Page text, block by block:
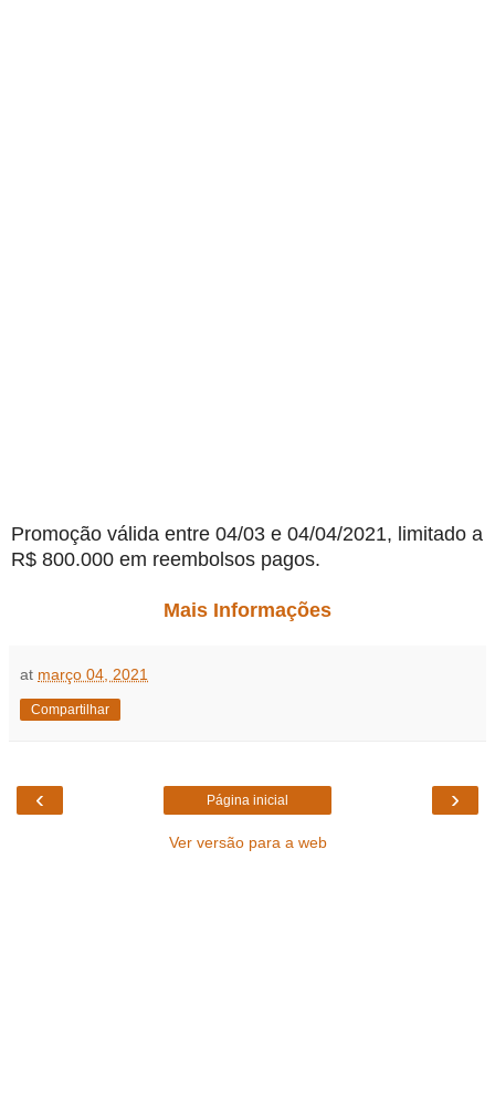
Promoção válida entre 04/03 e 04/04/2021, limitado a
R$ 800.000 em reembolsos pagos.
Mais Informações
at março 04, 2021
Compartilhar
‹ ›
Página inicial
Ver versão para a web